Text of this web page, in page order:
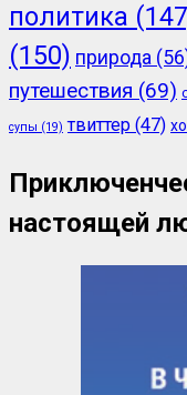
политика
(150) природа
путешествия (69)
супы (19) твиттер (47)
настоящей